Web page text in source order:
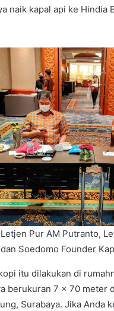
naik kapal api ke Hindia
Pur AM Putranto,
Soedomo Founder
itu dilakukan di
berukuran 7 x 70 meter
Surabaya. Jika Anda